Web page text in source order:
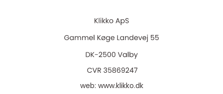
web: www.klikko.dk